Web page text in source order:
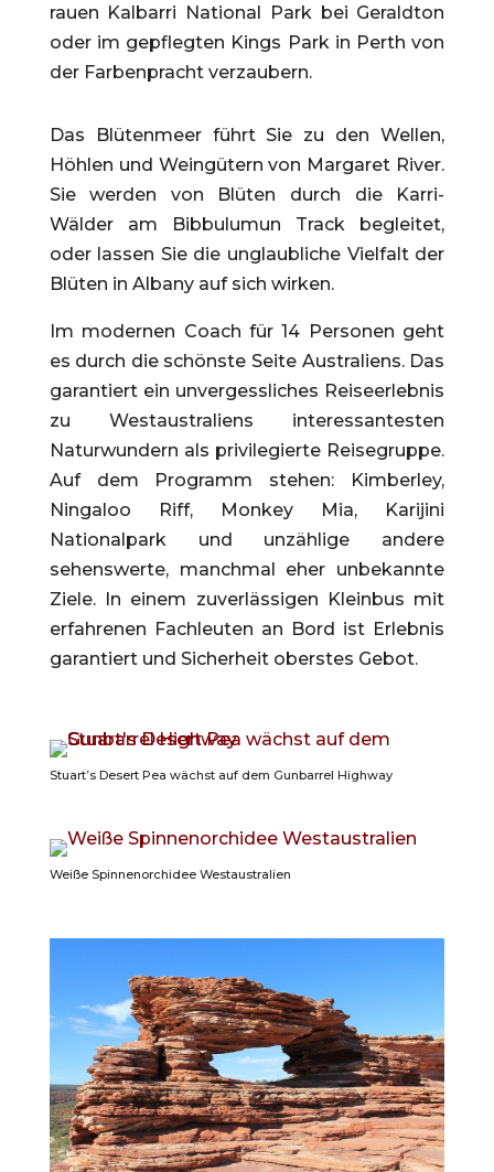
rauen Kalbarri National Park bei Geraldton
oder im gepflegten Kings Park in Perth von
der Farbenpracht verzaubern.
Das Blütenmeer führt Sie zu den Wellen,
Höhlen und Weingütern von Margaret River.
Sie werden von Blüten durch die Karri-
Wälder am Bibbulumun Track begleitet,
oder lassen Sie die unglaubliche Vielfalt der
Blüten in Albany auf sich wirken.
Im modernen Coach für 14 Personen geht
es durch die schönste Seite Australiens. Das
garantiert ein unvergessliches Reiseerlebnis
zu Westaustraliens interessantesten
Naturwundern als privilegierte Reisegruppe.
Auf dem Programm stehen: Kimberley,
Ningaloo Riff, Monkey Mia, Karijini
Nationalpark und unzählige andere
sehenswerte, manchmal eher unbekannte
Ziele. In einem zuverlässigen Kleinbus mit
erfahrenen Fachleuten an Bord ist Erlebnis
garantiert und Sicherheit oberstes Gebot.
Stuart’s Desert Pea wächst auf dem Gunbarrel Highway
Weiße Spinnenorchidee Westaustralien